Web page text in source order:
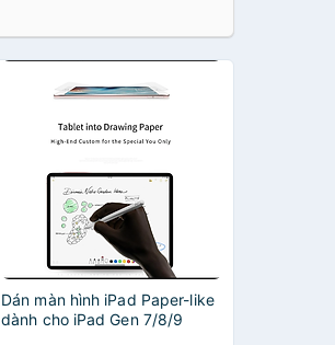
Dán màn hình iPad Paper-like
dành cho iPad Gen 7/8/9